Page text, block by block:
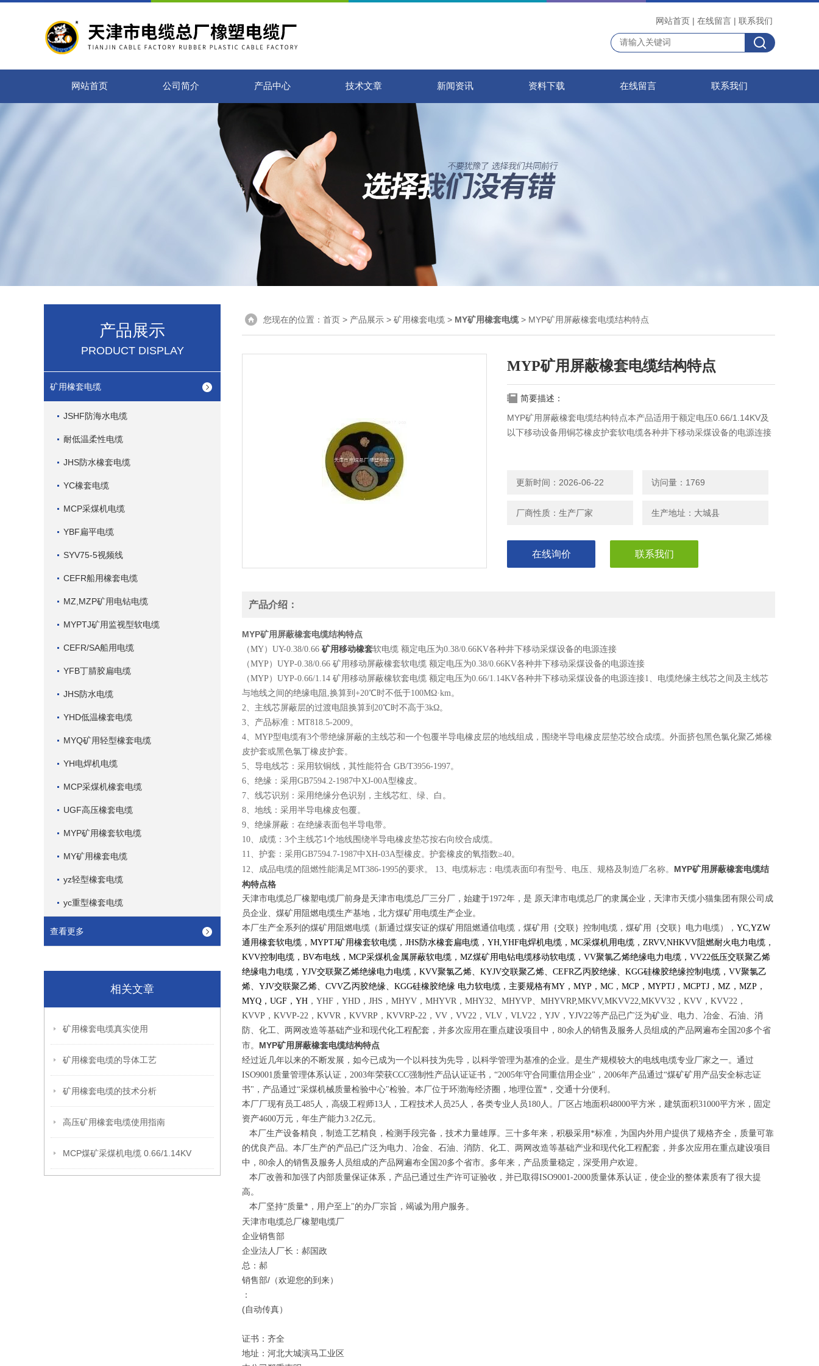
网站首页 | 在线留言 | 联系我们
网站首页 公司简介 产品中心 技术文章 新闻资讯 资料下载 在线留言 联系我们
产品展示
PRODUCT DISPLAY
矿用橡套电缆
JSHF防海水电缆
耐低温柔性电缆
JHS防水橡套电缆
YC橡套电缆
MCP采煤机电缆
YBF扁平电缆
SYV75-5视频线
CEFR船用橡套电缆
MZ,MZP矿用电钻电缆
MYPTJ矿用监视型软电缆
CEFR/SA船用电缆
YFB丁腈胶扁电缆
JHS防水电缆
YHD低温橡套电缆
MYQ矿用轻型橡套电缆
YH电焊机电缆
MCP采煤机橡套电缆
UGF高压橡套电缆
MYP矿用橡套软电缆
MY矿用橡套电缆
yz轻型橡套电缆
yc重型橡套电缆
查看更多
相关文章
矿用橡套电缆真实使用
矿用橡套电缆的导体工艺
矿用橡套电缆的技术分析
高压矿用橡套电缆使用指南
MCP煤矿采煤机电缆 0.66/1.14KV
您现在的位置： 首页 > 产品展示 > 矿用橡套电缆 > MY矿用橡套电缆> MYP矿用屏蔽橡套电缆结构特点
MYP矿用屏蔽橡套电缆结构特点
简要描述：
MYP矿用屏蔽橡套电缆结构特点本产品适用于额定电压0.66/1.14KV及
以下移动设备用铜芯橡皮护套软电缆各种井下移动采煤设备的电源连接
更新时间：2026-06-22 访问量：1769
厂商性质：生产厂家 生产地址：大城县
在线询价 联系我们
产品介绍：
MYP矿用屏蔽橡套电缆结构特点
（MY）UY-0.38/0.66 矿用移动橡套软电缆 额定电压为0.38/0.66KV各种井下移动采煤设备的电源连接
（MYP）UYP-0.38/0.66 矿用移动屏蔽橡套软电缆 额定电压为0.38/0.66KV各种井下移动采煤设备的电源连接
（MYP）UYP-0.66/1.14 矿用移动屏蔽橡软套电缆 额定电压为0.66/1.14KV各种井下移动采煤设备的电源连接1、电缆绝缘主线芯之间及主线芯
与地线之间的绝缘电阻,换算到+20℃时不低于100MΩ·km。
2、主线芯屏蔽层的过渡电阻换算到20℃时不高于3kΩ。
3、产品标准：MT818.5-2009。
4、MYP型电缆有3个带绝缘屏蔽的主线芯和一个包覆半导电橡皮层的地线组成，围绕半导电橡皮层垫芯绞合成缆。外面挤包黑色氯化聚乙烯橡
皮护套或黑色氯丁橡皮护套。
5、导电线芯：采用软铜线，其性能符合 GB/T3956-1997。
6、绝缘：采用GB7594.2-1987中XJ-00A型橡皮。
7、线芯识别：采用绝缘分色识别，主线芯红、绿、白。
8、地线：采用半导电橡皮包覆。
9、绝缘屏蔽：在绝缘表面包半导电带。
10、成缆：3个主线芯1个地线围绕半导电橡皮垫芯按右向绞合成缆。
11、护套：采用GB7594.7-1987中XH-03A型橡皮。护套橡皮的氧指数≥40。
12、成品电缆的阻燃性能满足MT386-1995的要求。 13、电缆标志：电缆表面印有型号、电压、规格及制造厂名称。 MYP矿用屏蔽橡套电缆结
构特点格
天津市电缆总厂橡塑电缆厂前身是天津市电缆总厂三分厂，始建于1972年，是 原天津市电缆总厂的隶属企业，天津市天缆小猫集团有限公司成
员企业、煤矿用阻燃电缆生产基地，北方煤矿用电缆生产企业。
本厂生产全系列的煤矿用阻燃电缆（新通过煤安证的煤矿用阻燃通信电缆，煤矿用｛交联｝控制电缆，煤矿用｛交联｝电力电缆）， YC,YZW
通用橡套软电缆，MYPTJ矿用橡套软电缆，JHS防水橡套扁电缆，YH,YHF电焊机电缆，MC采煤机用电缆，ZRVV,NHKVV阻燃耐火电力电缆，
KVV控制电缆， BV布电线 ，MCP采煤机金属屏蔽软电缆，MZ煤矿用电钻电缆移动软电缆，VV聚氯乙烯绝缘电力电缆，VV22低压交联聚乙烯
绝缘电力电缆，YJV交联聚乙烯绝缘电力电缆，KVV聚氯乙烯、KYJV交联聚乙烯、CEFR乙丙胶绝缘、KGG硅橡胶绝缘控制电缆，VV聚氯乙
烯、YJV交联聚乙烯、CVV乙丙胶绝缘、KGG硅橡胶绝缘 电力软电缆，主要规格有MY，MYP，MC，MCP，MYPTJ，MCPTJ，MZ，MZP，
MYQ，UGF，YH ，YHF，YHD，JHS，MHYV，MHYVR，MHY32、MHYVP、MHYVRP,MKVV,MKVV22,MKVV32，KVV，KVV22，
KVVP，KVVP-22，KVVR，KVVRP，KVVRP-22，VV，VV22，VLV，VLV22，YJV，YJV22等产品已广泛为矿业、电力、冶金、石油、消
防、化工、两网改造等基础产业和现代化工程配套，并多次应用在重点建设项目中，80余人的销售及服务人员组成的产品网遍布全国20多个省
市。 MYP矿用屏蔽橡套电缆结构特点
经过近几年以来的不断发展，如今已成为一个以科技为先导，以科学管理为基准的企业。是生产规模较大的电线电缆专业厂家之一。通过
ISO9001质量管理体系认证，2003年荣获CCC强制性产品认证证书，“2005年守合同重信用企业"，2006年产品通过“煤矿矿用产品安全标志证
书"，产品通过“采煤机械质量检验中心"检验。本厂位于环渤海经济圈，地理位置*，交通十分便利。
本厂厂现有员工485人，高级工程师13人，工程技术人员25人，各类专业人员180人。厂区占地面积48000平方米，建筑面积31000平方米，固定
资产4600万元，年生产能力3.2亿元。
本厂生产设备精良，制造工艺精良，检测手段完备，技术力量雄厚。三十多年来，积极采用*标准，为国内外用户提供了规格齐全，质量可靠
的优良产品。本厂生产的产品已广泛为电力、冶金、石油、消防、化工、两网改造等基础产业和现代化工程配套，并多次应用在重点建设项目
中，80余人的销售及服务人员组成的产品网遍布全国20多个省市。多年来，产品质量稳定，深受用户欢迎。
本厂改善和加强了内部质量保证体系，产品已通过生产许可证验收，并已取得ISO9001-2000质量体系认证，使企业的整体素质有了很大提
高。
本厂坚持“质量*，用户至上"的办厂宗旨，竭诚为用户服务。
天津市电缆总厂橡塑电缆厂
企业销售部
企业法人厂长：郝国政
总：郝
销售部/（欢迎您的到来）
：
(自动传真）
证书：齐全
地址：河北大城演马工业区